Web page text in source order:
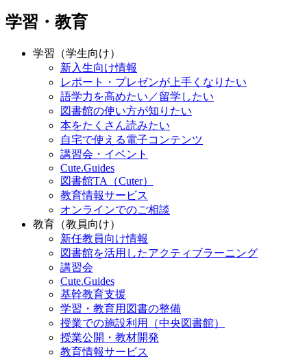
学習・教育
学習（学生向け）
新入生向け情報
レポート・プレゼンが上手くなりたい
語学力を高めたい／留学したい
図書館の使い方が知りたい
本をたくさん読みたい
自宅で使える電子コンテンツ
講習会・イベント
Cute.Guides
図書館TA（Cuter）
教育情報サービス
オンラインでのご相談
教育（教員向け）
新任教員向け情報
図書館を活用したアクティブラーニング
講習会
Cute.Guides
基幹教育支援
学習・教育用図書の整備
授業での施設利用（中央図書館）
授業公開・教材開発
教育情報サービス